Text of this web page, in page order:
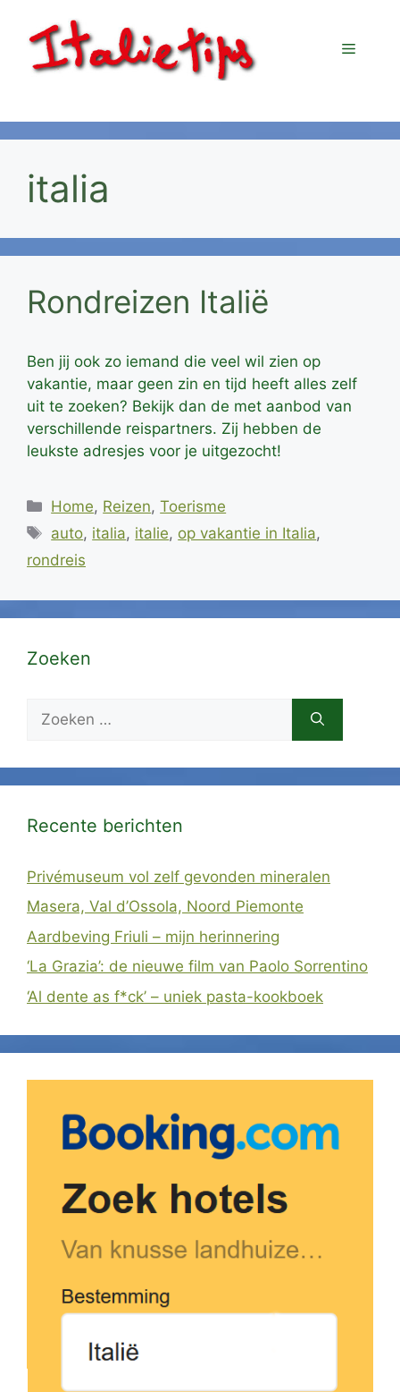
naar
inhoud
Menu
italia
Rondreizen Italië
Ben jij ook zo iemand die veel wil zien op
vakantie, maar geen zin en tijd heeft alles zelf
uit te zoeken? Bekijk dan de met aanbod van
verschillende reispartners. Zij hebben de
leukste adresjes voor je uitgezocht!
Categorieën
Home, Reizen,Toerisme
Tags
auto, italia, italie, op vakantie in Italia,
rondreis
Zoeken
naar:
Recente berichten
Privémuseum vol zelf gevonden mineralen
Masera, Val d’Ossola, Noord Piemonte
Aardbeving Friuli – mijn herinnering
‘La Grazia’: de nieuwe film van Paolo Sorrentino
‘Al dente as f*ck’ – uniek pasta-kookboek